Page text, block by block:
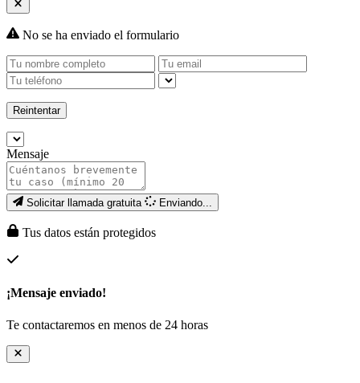
No se ha enviado el formulario
Reintentar
Mensaje
Solicitar llamada gratuita Enviando...
Tus datos están protegidos
¡Mensaje enviado!
Te contactaremos en menos de 24 horas